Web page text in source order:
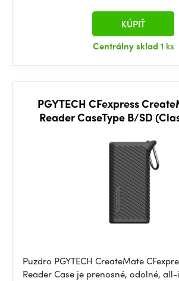
Centrálny sklad1 ks
KÚPIŤ
PGYTECH CFexpress
Reader CaseType B/SD
Puzdro PGYTECH CreateMate
Reader Case je prenosné, odolné,